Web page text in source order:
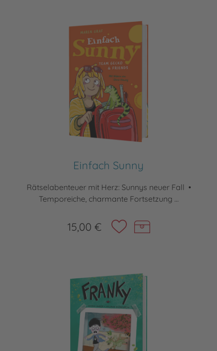
Einfach Sunny
Rätselabenteuer mit Herz: Sunnys neuer Fall •
Temporeiche, charmante Fortsetzung ...
15,00 €